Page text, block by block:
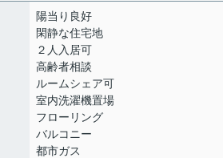
陽当り良好
閑静な住宅地
２人入居可
高齢者相談
ルームシェア可
室内洗濯機置場
フローリング
バルコニー
都市ガス